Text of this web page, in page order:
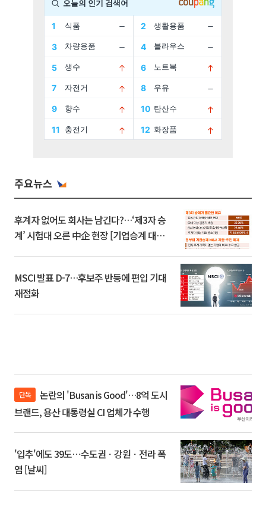
주요뉴스
후계자 없어도 회사는 남긴다?…‘제3자 승
계’ 시험대 오른 中企 현장 [기업승계 대전
MSCI 발표 D-7…후보주 반등에 편입 기대
재점화
단독
브랜드, 용산 대통령실 CI 업체가 수행
'입추'에도 39도⋯수도권ㆍ강원ㆍ전라 폭
염 [날씨]